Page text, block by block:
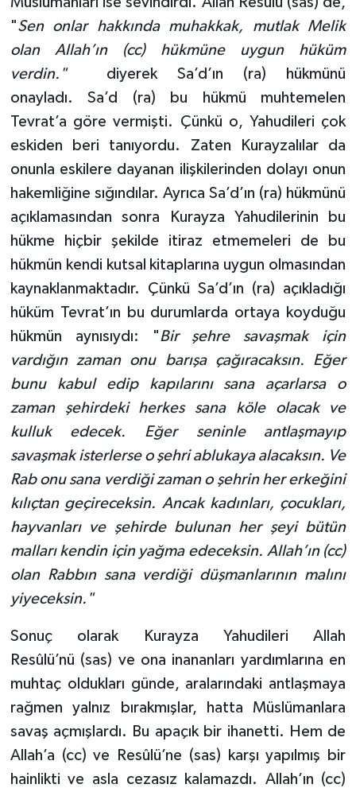
"Sen onlar hakkında muhakkak, mutlak Melik
olan Allah’ın (cc) hükmüne uygun hüküm
verdin."diyerek Sa’d’ın (ra) hükmünü
onayladı. Sa’d (ra) bu hükmü muhtemelen
Tevrat’a göre vermişti. Çünkü o, Yahudileri çok
eskiden beri tanıyordu. Zaten Kurayzalılar da
onunla eskilere dayanan ilişkilerinden dolayı onun
hakemliğine sığındılar. Ayrıca Sa’d’ın (ra) hükmünü
açıklamasından sonra Kurayza Yahudilerinin bu
hükme hiçbir şekilde itiraz etmemeleri de bu
hükmün kendi kutsal kitaplarına uygun olmasından
kaynaklanmaktadır. Çünkü Sa’d’ın (ra) açıkladığı
hüküm Tevrat’ın bu durumlarda ortaya koyduğu
hükmün aynısıydı: "Bir şehre savaşmak için
vardığın zaman onu barışa çağıracaksın. Eğer
bunu kabul edip kapılarını sana açarlarsa o
zaman şehirdeki herkes sana köle olacak ve
kulluk edecek. Eğer seninle antlaşmayıp
savaşmak isterlerse o şehri ablukaya alacaksın. Ve
Rab onu sana verdiği zaman o şehrin her erkeğini
kılıçtan geçireceksin. Ancak kadınları, çocukları,
hayvanları ve şehirde bulunan her şeyi bütün
malları kendin için yağma edeceksin. Allah’ın (cc)
olan Rabbın sana verdiği düşmanlarının malını
yiyeceksin."
Sonuç olarak Kurayza Yahudileri Allah
Resûlü’nü (sas) ve ona inananları yardımlarına en
muhtaç oldukları günde, aralarındaki antlaşmaya
rağmen yalnız bırakmışlar, hatta Müslümanlara
savaş açmışlardı. Bu apaçık bir ihanetti. Hem de
Allah’a (cc) ve Resûlü’ne (sas) karşı yapılmış bir
hainlikti ve asla cezasız kalamazdı. Allah’ın (cc)